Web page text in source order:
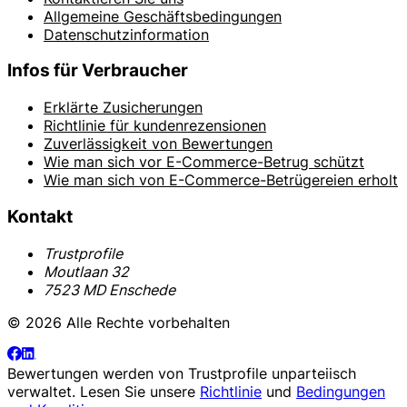
Allgemeine Geschäftsbedingungen
Datenschutzinformation
Infos für Verbraucher
Erklärte Zusicherungen
Richtlinie für kundenrezensionen
Zuverlässigkeit von Bewertungen
Wie man sich vor E-Commerce-Betrug schützt
Wie man sich von E-Commerce-Betrügereien erholt
Kontakt
Trustprofile
Moutlaan 32
7523 MD Enschede
© 2026 Alle Rechte vorbehalten
Bewertungen werden von Trustprofile unparteiisch
verwaltet. Lesen Sie unsere Richtlinie und Bedingungen